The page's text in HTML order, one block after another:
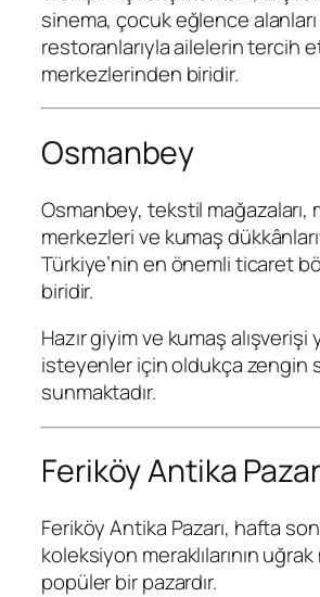
sinema, çocuk eğlence
restoranlarıyla ailelerin tercih
merkezlerinden biridir.
Osmanbey
Osmanbey, tekstil mağazaları,
merkezleri ve kumaş
Türkiye’nin en önemli ticaret
biridir.
Hazır giyim ve kumaş alışverişi
isteyenler için oldukça zengin
sunmaktadır.
Feriköy Antika
Feriköy Antika Pazarı, hafta
koleksiyon meraklılarının
popüler bir pazardır.